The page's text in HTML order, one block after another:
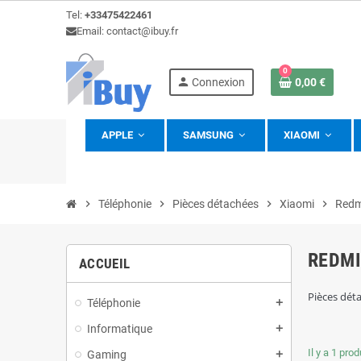
Tel: +33475422461
Email: contact@ibuy.fr
person Connexion
0
0,00 €
view_headline
APPLE SAMSUNG XIAOMI
chevron_right Téléphonie chevron_right Pièces détachées chevron_right Xiaomi chevron_right
ACCUEIL
Téléphonie add
Informatique add
Gaming add
Pièces
Il y a 1